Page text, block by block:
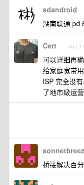
sdandroid
湖南联通 pd
Cert Jun 1
可以详细再
给家庭宽带
ISP 完全没
了地市级运
桥接解决百